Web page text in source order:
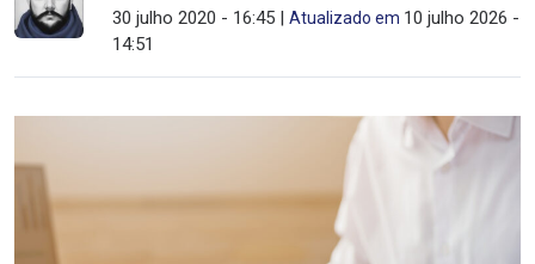
30 julho 2020 - 16:45 | Atualizado em 10 julho 2026 -
14:51